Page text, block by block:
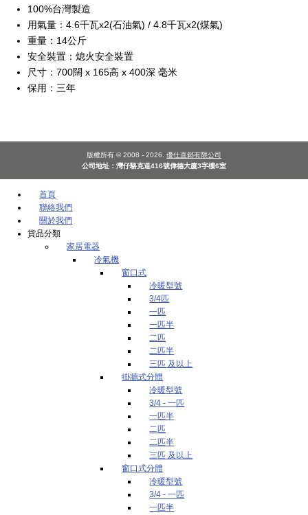
100%台灣製造
用氣量：4.6千瓦x2(石油氣) / 4.8千瓦x2(煤氣)
重量：14公斤
安全裝置：熄火安全裝置
尺寸：700闊 x 165高 x 400深 毫米
保用：三年
版權所有 © 2008 - 2026. 優仕直銷有限公司
公司地址：灣仔駱克道416號偉德大廈3字樓6室
首頁
聯絡我們
關於我們
貨品分類
家居電器
冷氣機
窗口式
冷暖型號
3/4匹
一匹
一匹半
二匹
二匹半
三匹 及以上
掛牆式分體
冷暖型號
3/4 - 一匹
一匹半
二匹
二匹半
三匹 及以上
窗口式分體
冷暖型號
3/4 - 一匹
一匹半